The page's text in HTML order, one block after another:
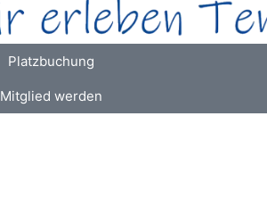
Platzbuchung
Mitglied werden